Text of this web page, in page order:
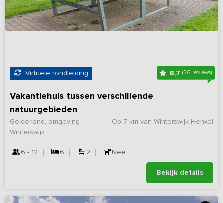
Virtuele rondleiding 8,7 (56 reviews)
Vakantiehuis tussen verschillende
natuurgebieden
Op 7 km van Winterswijk Henxel
Gelderland, omgeving
Winterswijk
6 - 12 6 2 Nee
Bekijk details